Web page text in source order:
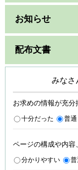
お知らせ
配布文書
みなさ
お求めの情報が充分
十分だった 普通
ページの構成や内容
分かりやすい 普